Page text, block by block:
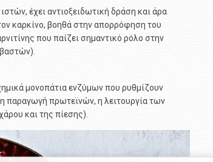
έχει αντιοξειδωτική δράση και άρα
καρκίνο, βοηθά στην απορρόφηση του
που παίζει σημαντικό ρόλο στην
μονοπάτια ενζύμων που ρυθμίζουν
παραγωγή πρωτεϊνών, η λειτουργία των
και της πίεσης).